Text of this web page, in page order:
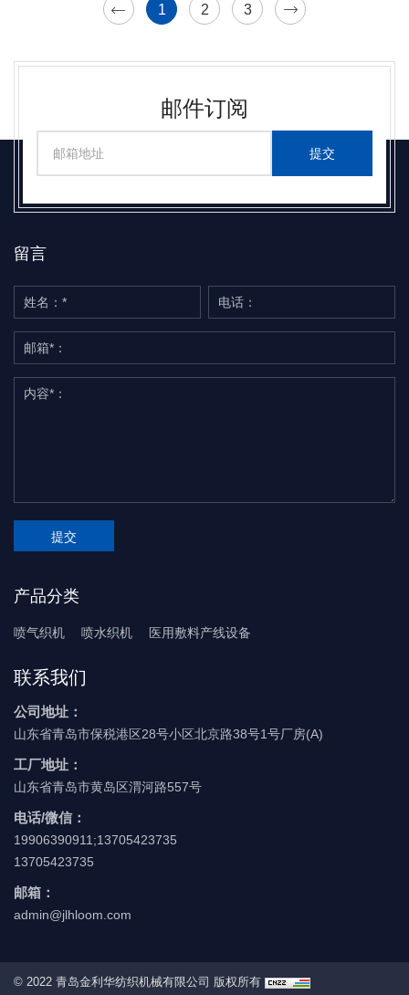
1 2 3
邮件订阅
提交
留言
提交
产品分类
喷气织机 喷水织机 医用敷料产线设备
联系我们
公司地址：
山东省青岛市保税港区28号小区北京路38号1号厂房(A)
工厂地址：
山东省青岛市黄岛区渭河路557号
电话/微信：
19906390911;13705423735
13705423735
邮箱：
admin@jlhloom.com
© 2022 青岛金利华纺织机械有限公司 版权所有